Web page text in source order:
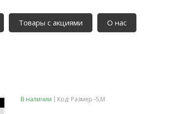
Товары с акциями
О нас
В наличии Код: Размер -S,М